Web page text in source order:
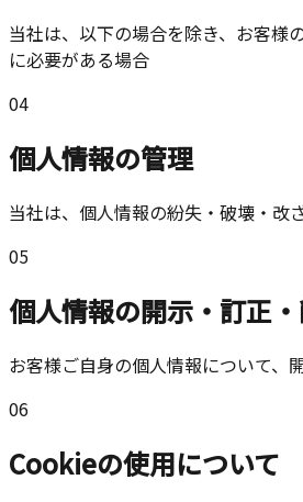
当社は、以下の場合を除き、お客様
に必要がある場合
04
個人情報の管理
当社は、個人情報の紛失・破壊・改
05
個人情報の開示・訂正
お客様ご自身の個人情報について、
06
Cookieの使用について